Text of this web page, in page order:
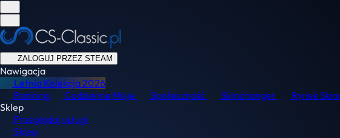
ZALOGUJ PRZEZ STEAM
Nawigacja
Letnia Kolekcja2026
Ranking
Codzienne Misje Społeczność Skinchanger Rynek
Sklep
Przeglądaj usługi
Sklep